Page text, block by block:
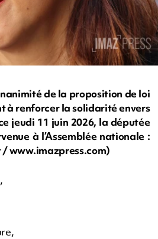
de la proposition de loi
à renforcer la solidarité envers
jeudi 11 juin 2026, la députée
à l’Assemblée nationale :
/ www.imazpress.com)